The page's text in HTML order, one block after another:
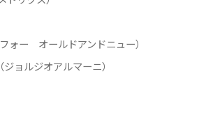
ォー オールドアンドニュー）
ョルジオアルマーニ）